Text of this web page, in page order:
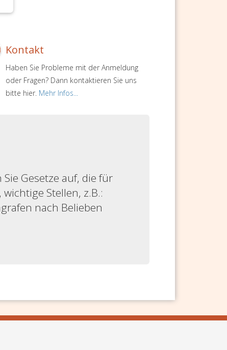
Kontakt
Haben Sie Probleme mit der Anmeldung
oder Fragen? Dann kontaktieren Sie uns
bitte hier. Mehr Infos...
Gesetze auf, die für
Stellen, z.B.:
nach Belieben